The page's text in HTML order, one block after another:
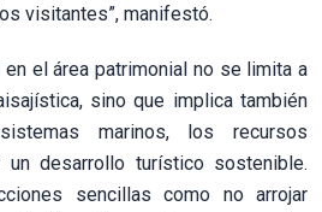
visitantes”, manifestó.
el área patrimonial no se limita a
sino que implica también
marinos, los recursos
desarrollo turístico sostenible.
sencillas como no arrojar